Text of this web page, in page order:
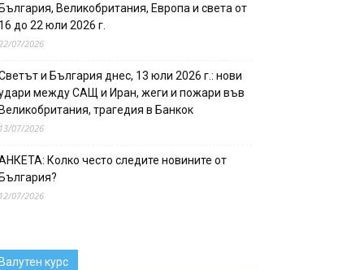
Великобритания, Европа и света от
до 22 юли 2026 г.
07/2026
и България днес, 13 юли 2026 г.: нови
между САЩ и Иран, жеги и пожари във
трагедия в Банкок
07/2026
Колко често следите новините от
07/2026
курс